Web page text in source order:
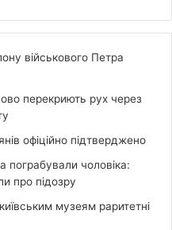
військового Петра
перекриють рух через
офіційно підтверджено
пограбували чоловіка:
про підозру
музеям раритетні